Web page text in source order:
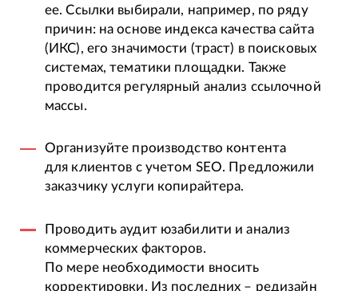
ее. Ссылки выбирали, например, по ряду
причин: на основе индекса качества сайта
(ИКС), его значимости (траст) в поисковых
системах, тематики площадки. Также
проводится регулярный анализ ссылочной
массы.
Организуйте производство контента
для клиентов с учетом SEO. Предложили
заказчику услуги копирайтера.
Проводить аудит юзабилити и анализ
коммерческих факторов.
По мере необходимости вносить
корректировки. Из последних – редизайн